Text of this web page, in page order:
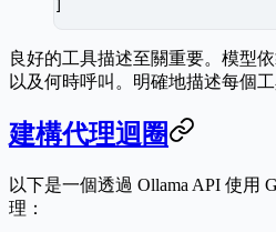
良好的工具描述至關重要。模型
以及何時呼叫。明確地描述每個工
建構代理迴圈
以下是一個透過 Ollama API 使用
理：